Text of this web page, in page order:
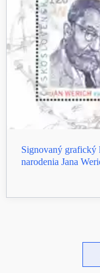
Signovaný grafický
narodenia Jana